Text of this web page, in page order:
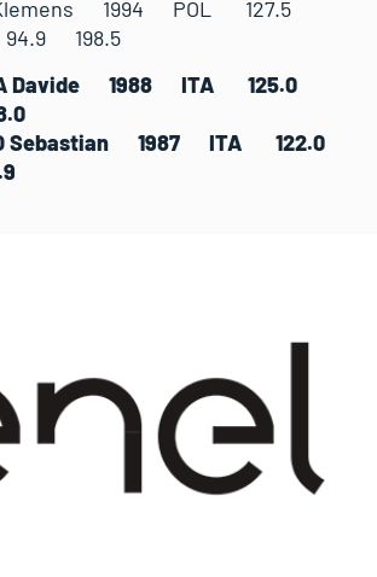
Klemens 1994 POL 127.5
198.5
Davide 1988 ITA 125.0
Sebastian 1987 ITA 122.0